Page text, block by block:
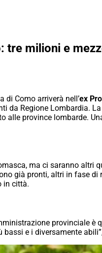
tre milioni e
di Como arriverà nell’ex
da Regione Lombardia.
alle province lombarde.
ma ci saranno altri
già pronti, altri in fase
in città.
provinciale
e i diversamente